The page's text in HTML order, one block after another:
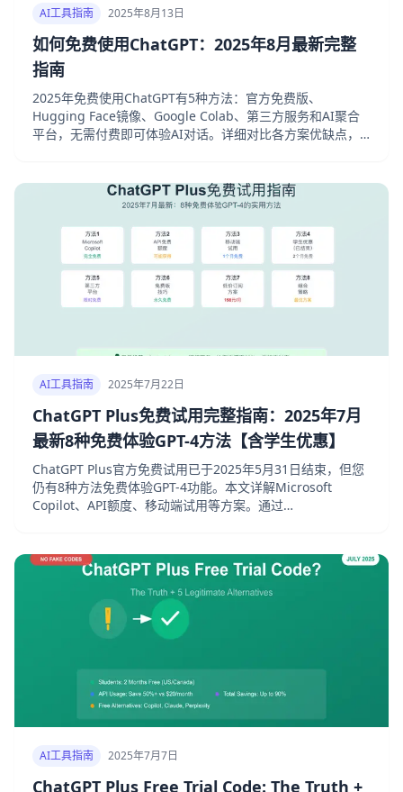
AI工具指南 2025年8月13日
如何免费使用ChatGPT：2025年8月最新完整
指南
2025年免费使用ChatGPT有5种方法：官方免费版、
Hugging Face镜像、Google Colab、第三方服务和AI聚合
平台，无需付费即可体验AI对话。详细对比各方案优缺点，
AI工具指南 2025年7月22日
ChatGPT Plus免费试用完整指南：2025年7月
最新8种免费体验GPT-4方法【含学生优惠】
ChatGPT Plus官方免费试用已于2025年5月31日结束，但您
仍有8种方法免费体验GPT-4功能。本文详解Microsoft
Copilot、API额度、移动端试用等方案。通过
AI工具指南 2025年7月7日
ChatGPT Plus Free Trial Code: The Truth +